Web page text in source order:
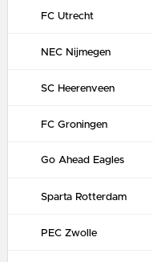
FC Utrecht
NEC Nijmegen
SC Heerenveen
FC Groningen
Go Ahead Eagles
Sparta Rotterdam
PEC Zwolle